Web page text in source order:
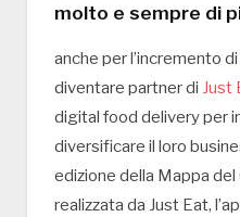
molto e sempre di
anche per l’incremento
diventare partner di Just
digital food delivery per
diversificare il loro
edizione della Mappa del
realizzata da Just Eat,